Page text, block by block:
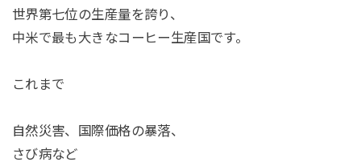
世界第七位の生産量を誇り、
中米で最も大きなコーヒー生産国です。
これまで
自然災害、国際価格の暴落、
さび病など